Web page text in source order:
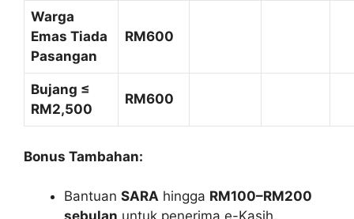
Warga
Emas Tiada
Pasangan
RM600
Bujang ≤
RM2,500
RM600
Bonus Tambahan:
Bantuan SARA hingga RM100–RM200